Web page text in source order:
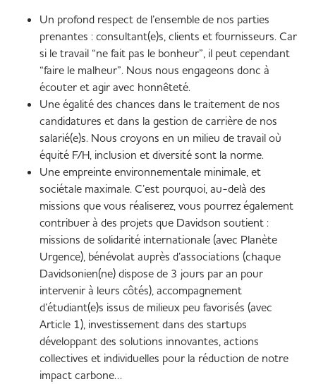
Un profond respect de l’ensemble de nos parties
prenantes : consultant(e)s, clients et fournisseurs. Car
si le travail “ne fait pas le bonheur”, il peut cependant
“faire le malheur”. Nous nous engageons donc à
écouter et agir avec honnêteté.
Une égalité des chances dans le traitement de nos
candidatures et dans la gestion de carrière de nos
salarié(e)s. Nous croyons en un milieu de travail où
équité F/H, inclusion et diversité sont la norme.
Une empreinte environnementale minimale, et
sociétale maximale. C’est pourquoi, au-delà des
missions que vous réaliserez, vous pourrez également
contribuer à des projets que Davidson soutient :
missions de solidarité internationale (avec Planète
Urgence), bénévolat auprès d’associations (chaque
Davidsonien(ne) dispose de 3 jours par an pour
intervenir à leurs côtés), accompagnement
d’étudiant(e)s issus de milieux peu favorisés (avec
Article 1), investissement dans des startups
développant des solutions innovantes, actions
collectives et individuelles pour la réduction de notre
impact carbone…